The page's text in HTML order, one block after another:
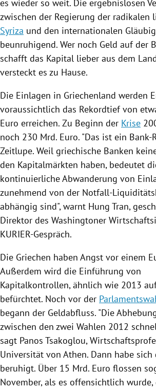
es wieder so weit. Die ergebnislosen
zwischen der Regierung der radikalen
Syriza und den internationalen
beunruhigend. Wer noch Geld auf der
schafft das Kapital lieber aus dem
versteckt es zu Hause.
Die Einlagen in Griechenland werden
voraussichtlich das Rekordtiefvon
Euro erreichen. Zu Beginn der Krise
noch 230 Mrd. Euro. "Das ist ein Bank-
Zeitlupe. Weil griechische Banken
den Kapitalmärkten haben, bedeutet
kontinuierliche Abwanderung von
zunehmend von der Notfall-
abhängig sind", warnt Hung Tran,
Direktor des Washingtoner
KURIER-Gespräch.
Die Griechen haben Angst vor einem
Außerdem wird die Einführung von
Kapitalkontrollen, ähnlich wie 2013
befürchtet. Noch vor der
begann der Geldabfluss. "Die
zwischen den zwei Wahlen 2012
sagt Panos Tsakoglou,
Universität von Athen. Dann habe sich
beruhigt. Über 15 Mrd. Euro flossen
November, als es offensichtlich wurde,